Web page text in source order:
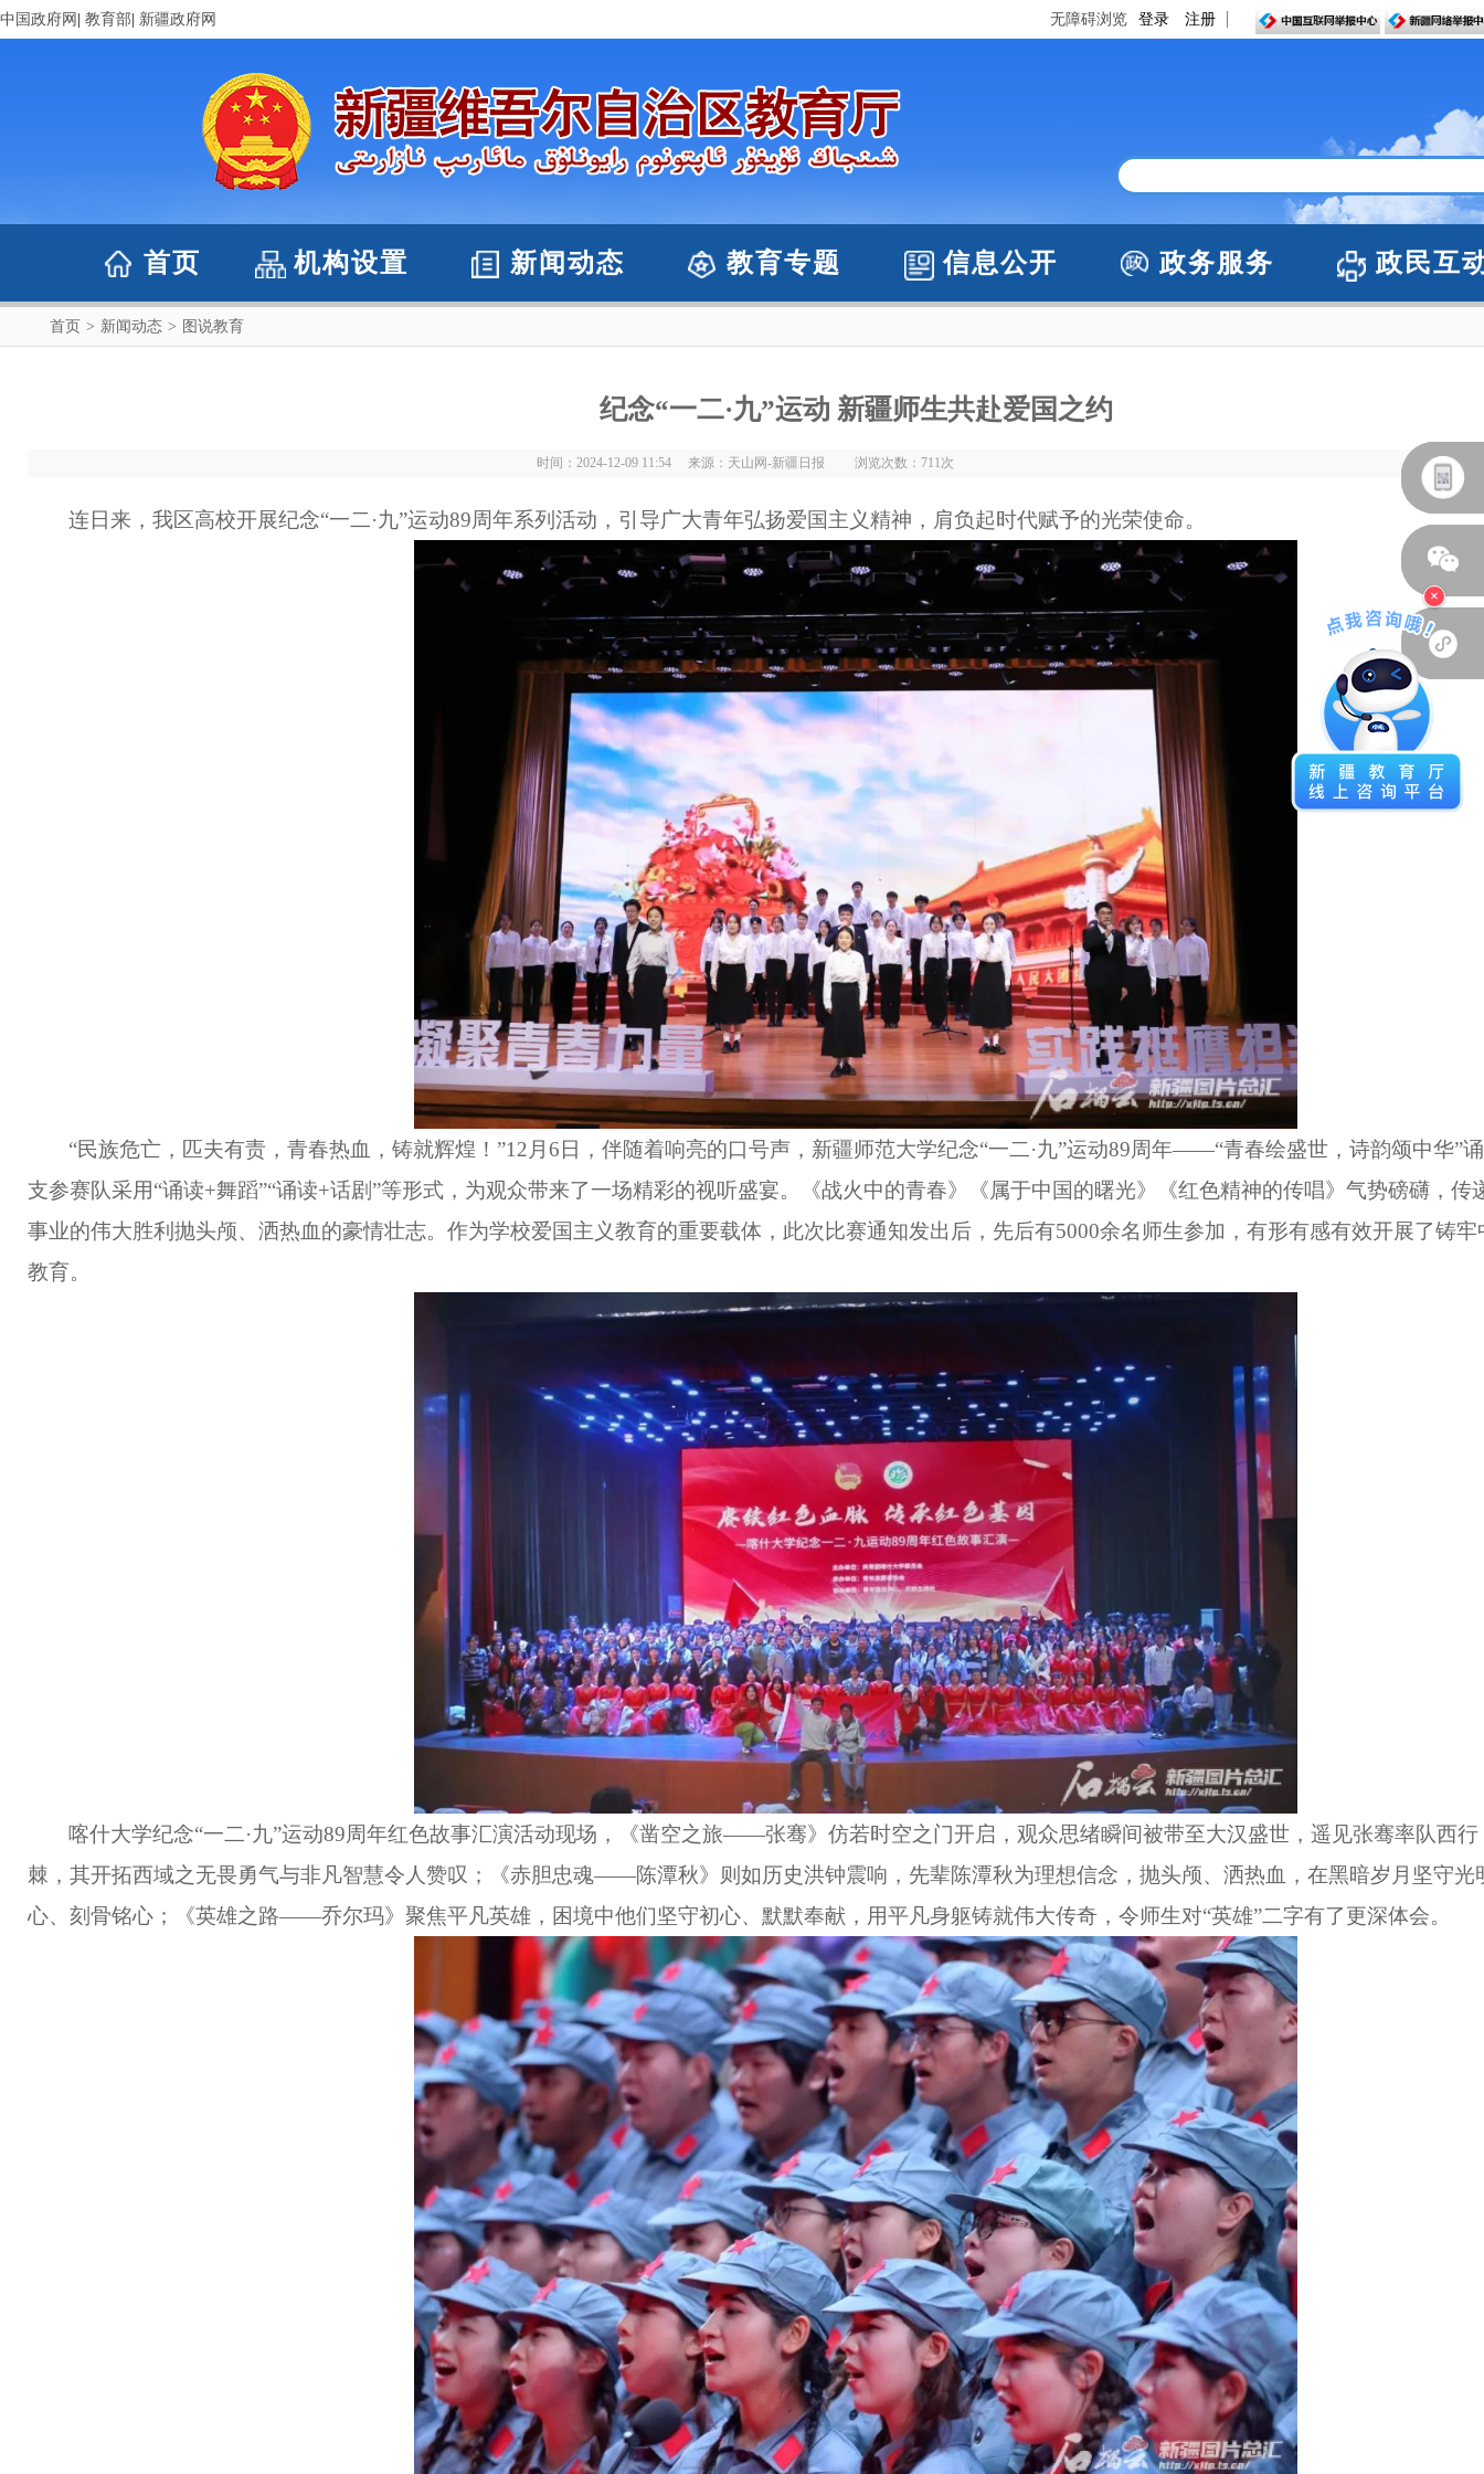
中国政府网 教育部 新疆政府网 无障碍浏览 登录 注册
首页 机构设置 新闻动态 教育专题 信息公开 政务服务 政民互
首页 > 新闻动态 > 图说教育
纪念“一二·九”运动 新疆师生共赴爱国之约
时间：2024-12-09 11:54 来源：天山网-新疆日报 浏览次数： 711次
连日来，我区高校开展纪念“一二·九”运动89周年系列活动，引导广大青年弘扬爱国主义精神，肩负起时代赋予的光荣使命。
“民族危亡，匹夫有责，青春热血，铸就辉煌！”12月6日，伴随着响亮的口号声，新疆师范大学纪念“一二·九”运动89周年——“青春绘盛世，诗韵颂中华”
支参赛队采用“诵读+舞蹈”“诵读+话剧”等形式，为观众带来了一场精彩的视听盛宴。《战火中的青春》《属于中国的曙光》《红色精神的传唱》气势磅礴，传
事业的伟大胜利抛头颅、洒热血的豪情壮志。作为学校爱国主义教育的重要载体，此次比赛通知发出后，先后有5000余名师生参加，有形有感有效开展了铸
教育。
喀什大学纪念“一二·九”运动89周年红色故事汇演活动现场，《凿空之旅——张骞》仿若时空之门开启，观众思绪瞬间被带至大汉盛世，遥见张骞率队西
棘，其开拓西域之无畏勇气与非凡智慧令人赞叹；《赤胆忠魂——陈潭秋》则如历史洪钟震响，先辈陈潭秋为理想信念，抛头颅、洒热血，在黑暗岁月坚守光
心、刻骨铭心；《英雄之路——乔尔玛》聚焦平凡英雄，困境中他们坚守初心、默默奉献，用平凡身躯铸就伟大传奇，令师生对“英雄”二字有了更深体会。
×